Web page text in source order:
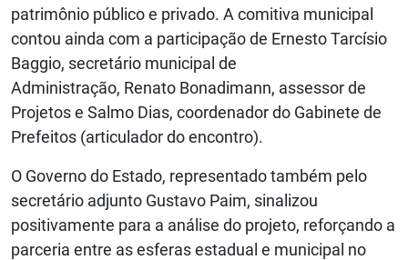
patrimônio público e privado. A comitiva municipal
contou ainda com a participação de Ernesto Tarcísio
Baggio, secretário municipal de
Administração, Renato Bonadimann, assessor de
Projetos e Salmo Dias, coordenador do Gabinete de
Prefeitos (articulador do encontro).
O Governo do Estado, representado também pelo
secretário adjunto Gustavo Paim, sinalizou
positivamente para a análise do projeto, reforçando a
parceria entre as esferas estadual e municipal no